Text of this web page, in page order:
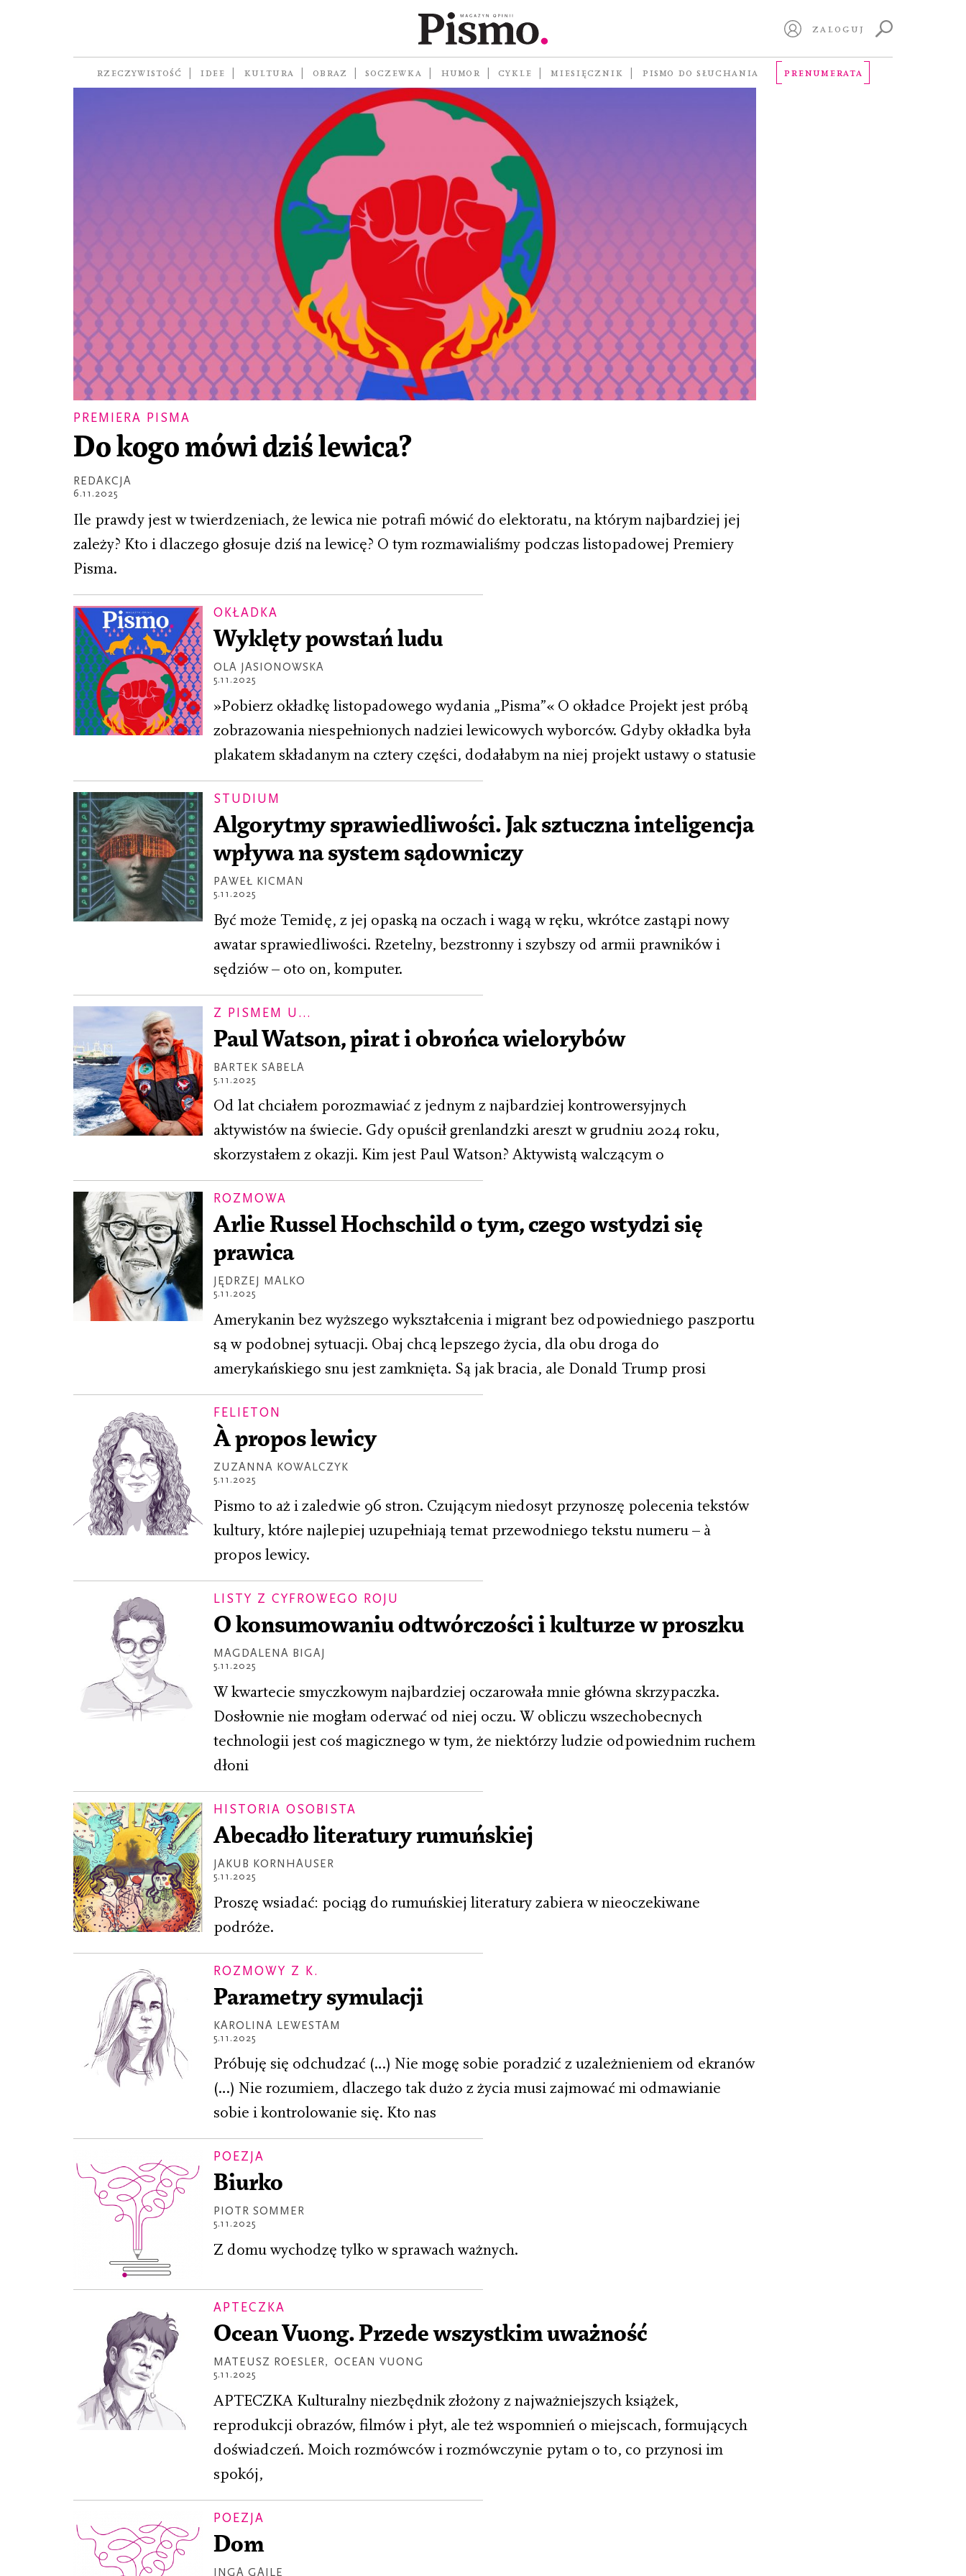
ZALOGUJ
RZECZYWISTOŚĆ IDEE KULTURA OBRAZ SOCZEWKA HUMOR CYKLE MIESIĘCZNIK PISMO DO SŁUCHANIA PRENUMERATA
PREMIERA PISMA
Do kogo mówi dziś lewica?
REDAKCJA
6.11.2025
Ile prawdy jest w twierdzeniach, że lewica nie potrafi mówić do elektoratu, na którym najbardziej jej
zależy? Kto i dlaczego głosuje dziś na lewicę? O tym rozmawialiśmy podczas listopadowej Premiery
Pisma.
OKŁADKA
Wyklęty powstań ludu
OLA JASIONOWSKA
5.11.2025
»Pobierz okładkę listopadowego wydania „Pisma”« O okładce Projekt jest próbą
zobrazowania niespełnionych nadziei lewicowych wyborców. Gdyby okładka była
plakatem składanym na cztery części, dodałabym na niej projekt ustawy o statusie
STUDIUM
Algorytmy sprawiedliwości. Jak sztuczna inteligencja
wpływa na system sądowniczy
PAWEŁ KICMAN
5.11.2025
Być może Temidę, z jej opaską na oczach i wagą w ręku, wkrótce zastąpi nowy
awatar sprawiedliwości. Rzetelny, bezstronny i szybszy od armii prawników i
sędziów – oto on, komputer.
Z PISMEM U...
Paul Watson, pirat i obrońca wielorybów
BARTEK SABELA
5.11.2025
Od lat chciałem porozmawiać z jednym z najbardziej kontrowersyjnych
aktywistów na świecie. Gdy opuścił grenlandzki areszt w grudniu 2024 roku,
skorzystałem z okazji. Kim jest Paul Watson? Aktywistą walczącym o
ROZMOWA
Arlie Russel Hochschild o tym, czego wstydzi się
prawica
JĘDRZEJ MALKO
5.11.2025
Amerykanin bez wyższego wykształcenia i migrant bez odpowiedniego paszportu
są w podobnej sytuacji. Obaj chcą lepszego życia, dla obu droga do
amerykańskiego snu jest zamknięta. Są jak bracia, ale Donald Trump prosi
FELIETON
À propos lewicy
ZUZANNA KOWALCZYK
5.11.2025
Pismo to aż i zaledwie 96 stron. Czującym niedosyt przynoszę polecenia tekstów
kultury, które najlepiej uzupełniają temat przewodniego tekstu numeru – à
propos lewicy.
LISTY Z CYFROWEGO ROJU
O konsumowaniu odtwórczości i kulturze w proszku
MAGDALENA BIGAJ
5.11.2025
W kwartecie smyczkowym najbardziej oczarowała mnie główna skrzypaczka.
Dosłownie nie mogłam oderwać od niej oczu. W obliczu wszechobecnych
technologii jest coś magicznego w tym, że niektórzy ludzie odpowiednim ruchem
dłoni
HISTORIA OSOBISTA
Abecadło literatury rumuńskiej
JAKUB KORNHAUSER
5.11.2025
Proszę wsiadać: pociąg do rumuńskiej literatury zabiera w nieoczekiwane
podróże.
ROZMOWY Z K.
Parametry symulacji
KAROLINA LEWESTAM
5.11.2025
Próbuję się odchudzać (…) Nie mogę sobie poradzić z uzależnieniem od ekranów
(…) Nie rozumiem, dlaczego tak dużo z życia musi zajmować mi odmawianie
sobie i kontrolowanie się. Kto nas
POEZJA
Biurko
PIOTR SOMMER
5.11.2025
Z domu wychodzę tylko w sprawach ważnych.
APTECZKA
Ocean Vuong. Przede wszystkim uważność
MATEUSZ ROESLER, OCEAN VUONG
5.11.2025
APTECZKA Kulturalny niezbędnik złożony z najważniejszych książek,
reprodukcji obrazów, filmów i płyt, ale też wspomnień o miejscach, formujących
doświadczeń. Moich rozmówców i rozmówczynie pytam o to, co przynosi im
spokój,
POEZJA
Dom
INGA GAILE